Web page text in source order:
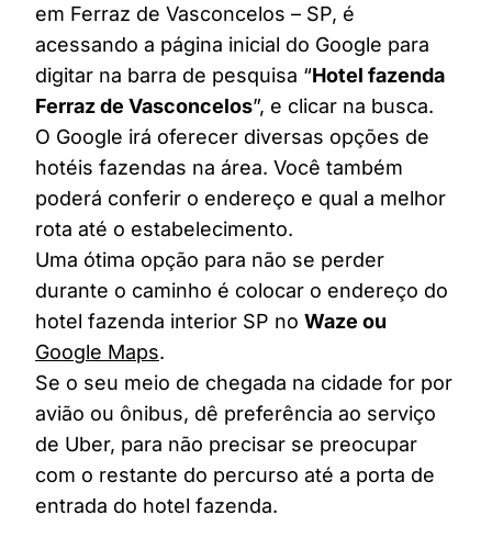
em Ferraz de Vasconcelos – SP, é
acessando a página inicial do Google para
digitar na barra de pesquisa “Hotel fazenda
Ferraz de Vasconcelos”, e clicar na busca.
O Google irá oferecer diversas opções de
hotéis fazendas na área. Você também
poderá conferir o endereço e qual a melhor
rota até o estabelecimento.
Uma ótima opção para não se perder
durante o caminho é colocar o endereço do
hotel fazenda interior SP no Waze ou
Google Maps.
Se o seu meio de chegada na cidade for por
avião ou ônibus, dê preferência ao serviço
de Uber, para não precisar se preocupar
com o restante do percurso até a porta de
entrada do hotel fazenda.